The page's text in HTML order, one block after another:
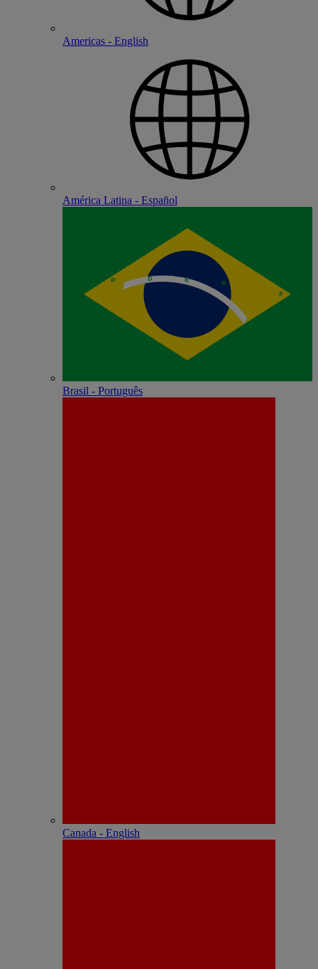
Americas - English
América Latina - Español
Brasil - Português
Canada - English